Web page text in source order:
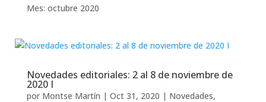
Mes: octubre 2020
Novedades editoriales: 2 al 8 de noviembre de
2020 I
por Montse Martín | Oct 31, 2020 | Novedades,